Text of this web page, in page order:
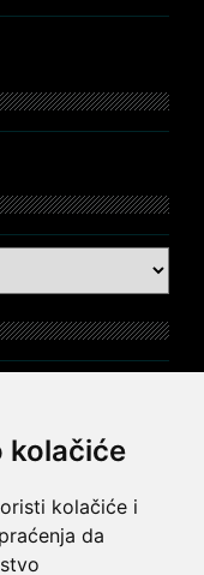
kolačiće
kolačiće i
da